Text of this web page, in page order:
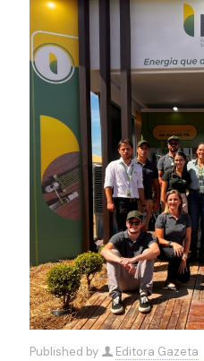
Published by
Editora Gazeta